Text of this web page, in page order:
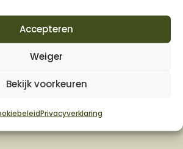
Accepteren
Weiger
Bekijk voorkeuren
Privacyverklaring
LEVENSDUUR VAN UW
ONDERHOUD